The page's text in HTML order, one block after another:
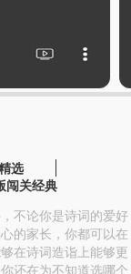
选
闯关经典
不论你是诗词的爱好
的家长，你都可以在
在诗词造诣上能够更
还在为不知道选哪个